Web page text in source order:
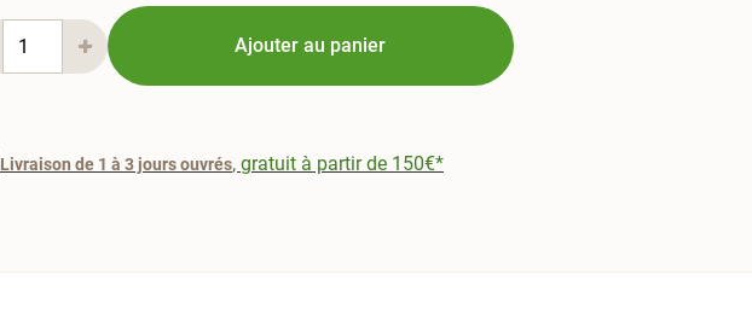
Ajouter au panier
Livraison de 1 à 3 jours ouvrés, gratuit à partir de 150€*